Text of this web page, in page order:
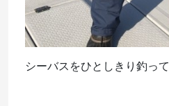
シーバスをひとしきり釣って